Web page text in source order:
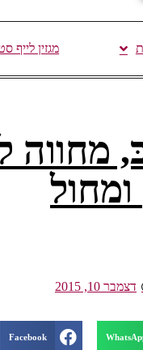
מגזין לייף
מחווה
דצמבר 10, 2015
Facebook